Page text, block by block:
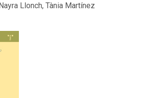
Llonch, Tània Martínez